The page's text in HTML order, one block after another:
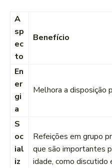
A
sp
ec
to
Benefício
En
er
gi
a
Melhora a disposição
S
oc
ial
iz
Refeições em grupo
que são importantes
idade, como discutido